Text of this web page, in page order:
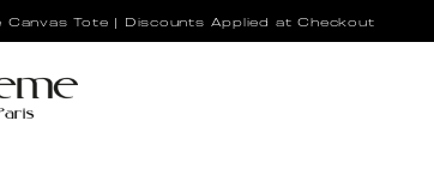
Tote | Discounts Applied at Checkout